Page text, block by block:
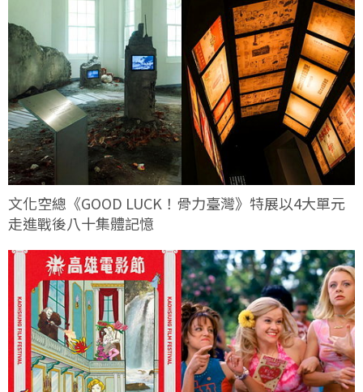
文化空總《GOOD LUCK！骨力臺灣》特展以4大單元
走進戰後八十集體記憶